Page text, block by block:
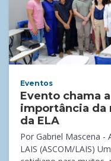
Eventos
Evento chama
importância da
da ELA
Por Gabriel Mascena -
LAIS (ASCOM/LAIS)